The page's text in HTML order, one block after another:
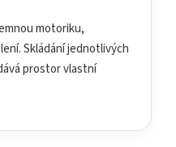
motoriku,
Skládání jednotlivých
prostor vlastní